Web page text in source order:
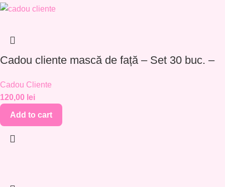
Cadou cliente mască de față – Set 30 buc. –
Cadou Cliente
120,00 lei
Add to cart